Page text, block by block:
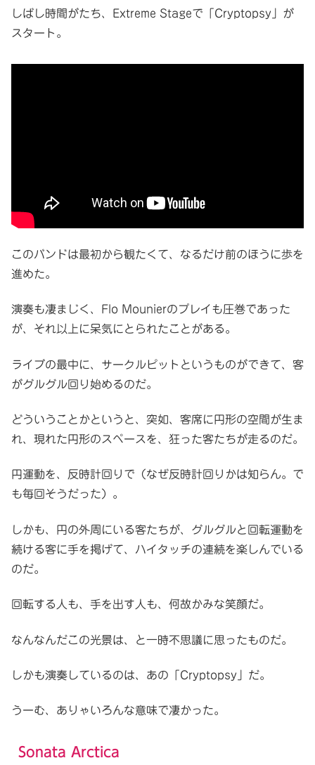
しばし時間がたち、Extreme Stageで「Cryptopsy」が
スタート。
このバンドは最初から観たくて、なるだけ前のほうに歩を
進めた。
演奏も凄まじく、Flo Mounierのプレイも圧巻であった
が、それ以上に呆気にとられたことがある。
ライブの最中に、サークルピットというものができて、客
がグルグル回り始めるのだ。
どういうことかというと、突如、客席に円形の空間が生ま
れ、現れた円形のスペースを、狂った客たちが走るのだ。
円運動を、反時計回りで（なぜ反時計回りかは知らん。で
も毎回そうだった）。
しかも、円の外周にいる客たちが、グルグルと回転運動を
続ける客に手を掲げて、ハイタッチの連続を楽しんでいる
のだ。
回転する人も、手を出す人も、何故かみな笑顔だ。
なんなんだこの光景は、と一時不思議に思ったものだ。
しかも演奏しているのは、あの「Cryptopsy」だ。
うーむ、ありゃいろんな意味で凄かった。
Sonata Arctica